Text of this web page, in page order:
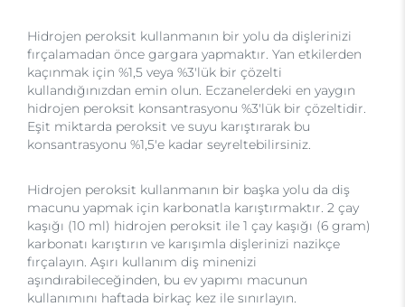
Hidrojen peroksit kullanmanın bir yolu da dişlerinizi
fırçalamadan önce gargara yapmaktır. Yan etkilerden
kaçınmak için %1,5 veya %3'lük bir çözelti
kullandığınızdan emin olun. Eczanelerdeki en yaygın
hidrojen peroksit konsantrasyonu %3'lük bir çözeltidir.
Eşit miktarda peroksit ve suyu karıştırarak bu
konsantrasyonu %1,5'e kadar seyreltebilirsiniz.
Hidrojen peroksit kullanmanın bir başka yolu da diş
macunu yapmak için karbonatla karıştırmaktır. 2 çay
kaşığı (10 ml) hidrojen peroksit ile 1 çay kaşığı (6 gram)
karbonatı karıştırın ve karışımla dişlerinizi nazikçe
fırçalayın. Aşırı kullanım diş minenizi
aşındırabileceğinden, bu ev yapımı macunun
kullanımını haftada birkaç kez ile sınırlayın.